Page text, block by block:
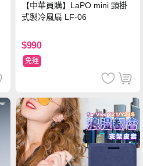
【中華員購】LaPO mini 頸掛
式製冷風扇 LF-06
$990
免運